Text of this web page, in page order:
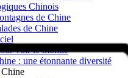
Chinois
de Chine
de Chine
voir le monde
: une étonnante diversité
Chine